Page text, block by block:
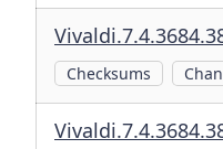
Checksums